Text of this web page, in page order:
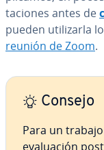
ta­cio­nes antes de
pueden uti­li­zar­la
reunión de Zoom.
Consejo
Para un
eva­lua­ción